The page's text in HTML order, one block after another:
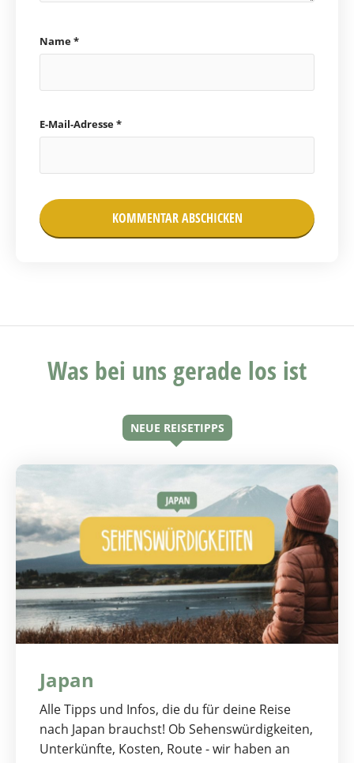
Name*
E-Mail-Adresse*
Was bei uns gerade los ist
NEUE REISETIPPS
Japan
Alle Tipps und Infos, die du für deine Reise
nach Japan brauchst! Ob Sehenswürdigkeiten,
Unterkünfte, Kosten, Route - wir haben an